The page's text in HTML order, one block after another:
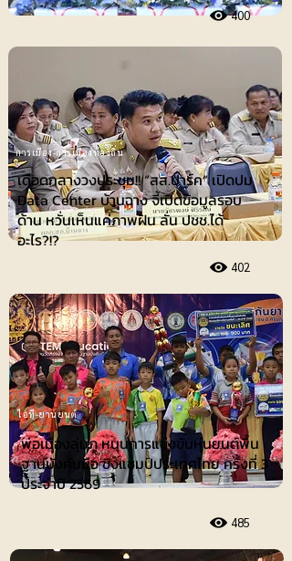
400
เดือดกลางวงประชุม!! “สส.ปาร์ค” เปิดปม
Data Center บ้านฉาง จี้เปิดข้อมูลรอบ
ด้าน หวั่นเห็นแค่ภาพฝัน ลั่น ปชช.ได้
อะไร?!?
402
การเมือง-การเมืองท้องถิ่น
ไอที-ยานยนต์
พ่อเมืองลุ่มภู หนุนการแข่งขันหุ่นยนต์พื้น
ฐานบังคับมือ ชิงแชมป์ประเทศไทย ครั้งที่ 3
ประจำปี 2569
485